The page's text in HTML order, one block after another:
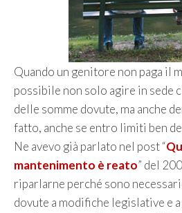
Quando un genitore non paga il
possibile non solo agire in sede
delle somme dovute, ma anche
fatto, anche se entro limiti ben
Ne avevo già parlato nel post “
mantenimento è reato” del
riparlarne perché sono
dovute a modifiche legislative e